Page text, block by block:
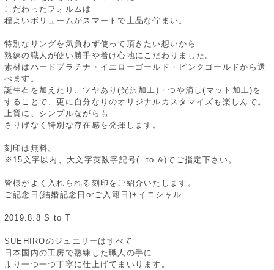
こだわったフォルムは
程よいボリュームがスマートで上品な佇まい。
特別なリングを気負わず使って頂きたい想いから
熟練の職人が使い勝手や着け心地にこだわりました。
素材はハードプラチナ・イエローゴールド・ピンクゴールドから選
べます。
誕生石を加えたり、ツヤあり(光沢加工)・つや消し(マット加工)を
することで、更に自分なりのオリジナルカスタマイズも楽しんで。
上質に、シンプルながらも
さりげなく特別な存在感を発揮します。
刻印は無料。
※15文字以内、大文字英数字記号(. to &)でご指定下さい。
皆様がよく入れられる刻印をご紹介いたします。
ご記念日(結婚記念日orご入籍日)+イニシャル
2019.8.8 S to T
SUEHIROのジュエリーはすべて
日本国内の工房で熟練した職人の手に
より一つ一つ丁寧に仕上げてまいります。